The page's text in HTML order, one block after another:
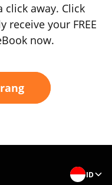
click away. Click
your FREE
now.
ID